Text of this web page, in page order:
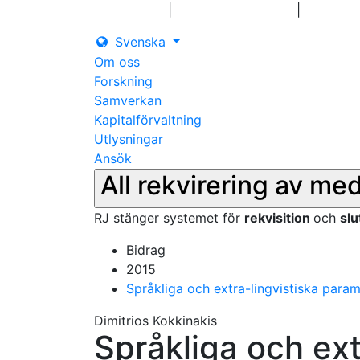
Svenska
Om oss
Forskning
Samverkan
Kapitalförvaltning
Utlysningar
Ansök
All rekvirering av
RJ stänger systemet för rekvisition och
Bidrag
2015
Språkliga och extra-lingvistiska
Dimitrios Kokkinakis
Språkliga och